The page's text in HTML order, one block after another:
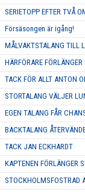
SERIETOPP EFTER TVÅ
Försäsongen är igång!
MÅLVAKTSTALANG TILL
HÄRFÖRARE
TACK FÖR ALLT ANTON
STORTALANG VÄLJER
EGEN TALANG FÅR
BACKTALANG
TACK JAN ECKHARDT
KAPTENEN FÖRLÄNGER
STOCKHOLMSFOSTRAD